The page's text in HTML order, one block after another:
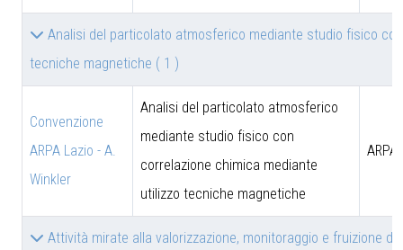
Analisi del particolato atmosferico mediante studio fisico
tecniche magnetiche ( 1 )
Convenzione
ARPA Lazio - A.
Winkler
Analisi del particolato atmosferico
mediante studio fisico con
correlazione chimica mediante
utilizzo tecniche magnetiche
ARPA
Attività mirate alla valorizzazione, monitoraggio e fruizione